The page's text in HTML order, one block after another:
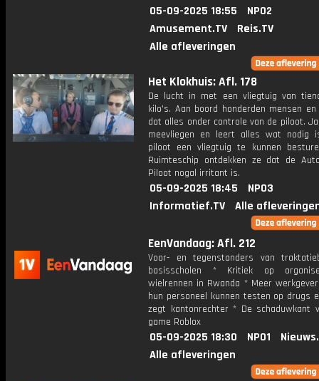
05-09-2025 18:55
NPO2
Amusement.TV
Reis.TV
Alle afleveringen
Het Klokhuis: Afl. 178
De lucht in met een vliegtuig van
kilo's. Aan boord honderden mensen
dat alles onder controle van de piloot.
meevliegen en leert alles wat nodig
piloot een vliegtuig te kunnen
Ruimteschip ontdekken ze dat de
Piloot nogal irritant is.
05-09-2025 18:45
NPO3
Informatief.TV
Alle
EenVandaag: Afl. 212
Voor- en tegenstanders van
basisscholen * Kritiek op
wielrennen in Rwanda * Meer
hun personeel kunnen testen op drugs
zegt kantonrechter * De schaduwkant
game Roblox
05-09-2025 18:30 NPO1
Alle afleveringen